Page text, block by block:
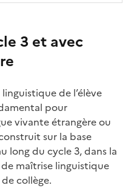
3 et avec
de l’élève
pour
vivante étrangère ou
sur la base
long du cycle 3, dans la
maîtrise linguistique
collège.